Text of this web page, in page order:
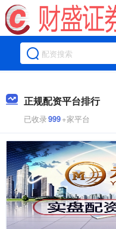
正规配资平台排行
已收录999+家平台